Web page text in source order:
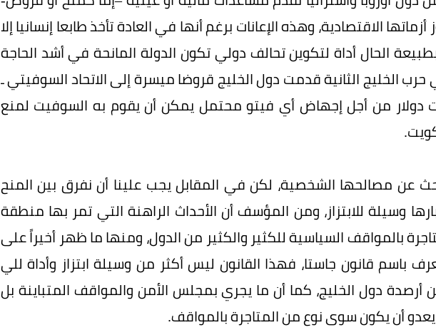
الاقتصادية، وهذه الإعانات برغم أنها في العادة تأخذ طابعا إنسانيا إلا
الحال أداة لتكوين تحالف دولي تكون الدولة المانحة في أشد الحاجة
الخليج الثانية قدمت دول الخليج قروضا ميسرة إلى الاتحاد السوفيتي ـ
دولار من أجل إجهاض أي فيتو محتمل يمكن أن يقوم به السوفيت لمنع
عن مصالحها الشخصية، لكن في المقابل يجب علينا أن نفرق بين المنح
وسيلة للابتزاز، ومن المؤسف أن الأحداث الراهنة التي تمر بها منطقة
بالمواقف السياسية للكثير والكثير من الدول، ومنها ما ظهر أخيراً على
باسم قانون جاستا، فهذا القانون ليس أكثر من وسيلة ابتزاز وأداة للي
أرصدة دول الخليج، كما أن ما يجري بمجلس الأمن والمواقف المتباينة بل
أن يكون سوى نوع من المتاجرة بالمواقف.